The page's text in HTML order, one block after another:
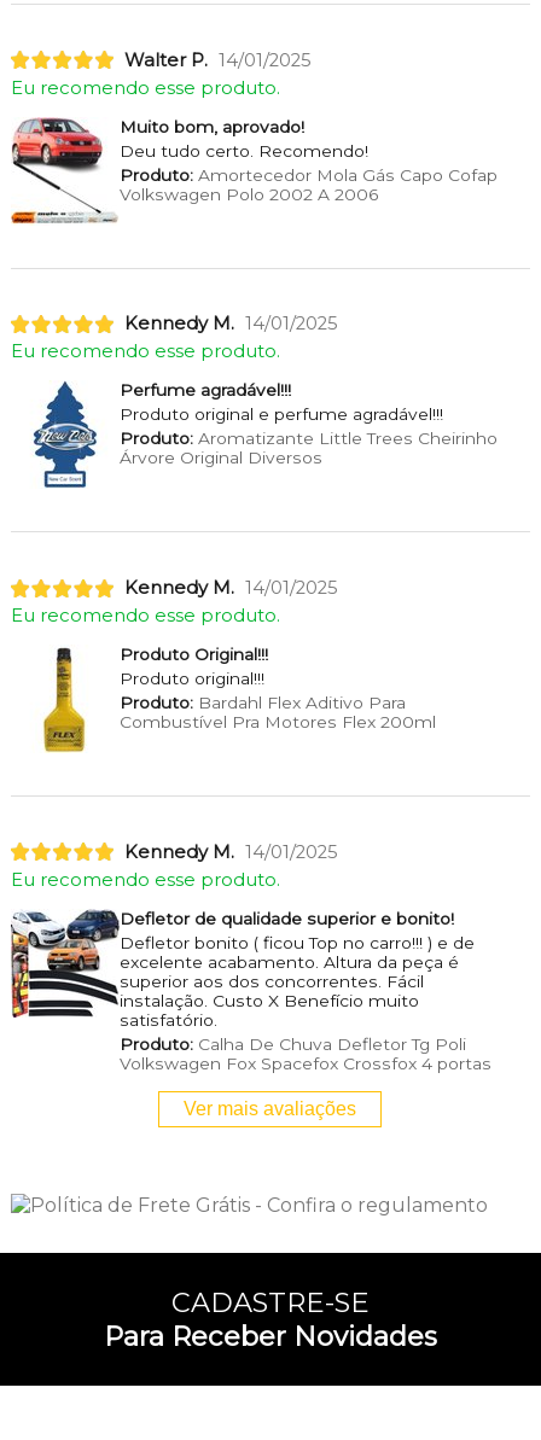
Walter P. 14/01/2025
Eu recomendo esse produto.
Muito bom, aprovado!
Deu tudo certo. Recomendo!
Produto:Amortecedor Mola Gás Capo Cofap
Volkswagen Polo 2002 A 2006
Kennedy M. 14/01/2025
Eu recomendo esse produto.
Perfume agradável!!!
Produto original e perfume agradável!!!
Produto:Aromatizante Little Trees Cheirinho
Árvore Original Diversos
Kennedy M. 14/01/2025
Eu recomendo esse produto.
Produto Original!!!
Produto original!!!
Produto:Bardahl Flex Aditivo Para
Combustível Pra Motores Flex 200ml
Kennedy M. 14/01/2025
Eu recomendo esse produto.
Defletor de qualidade superior e bonito!
Defletor bonito ( ficou Top no carro!!! ) e de
excelente acabamento. Altura da peça é
superior aos dos concorrentes. Fácil
instalação. Custo X Benefício muito
satisfatório.
Produto:Calha De Chuva Defletor Tg Poli
Volkswagen Fox Spacefox Crossfox 4 portas
Ver mais avaliações
CADASTRE-SE
Para Receber Novidades